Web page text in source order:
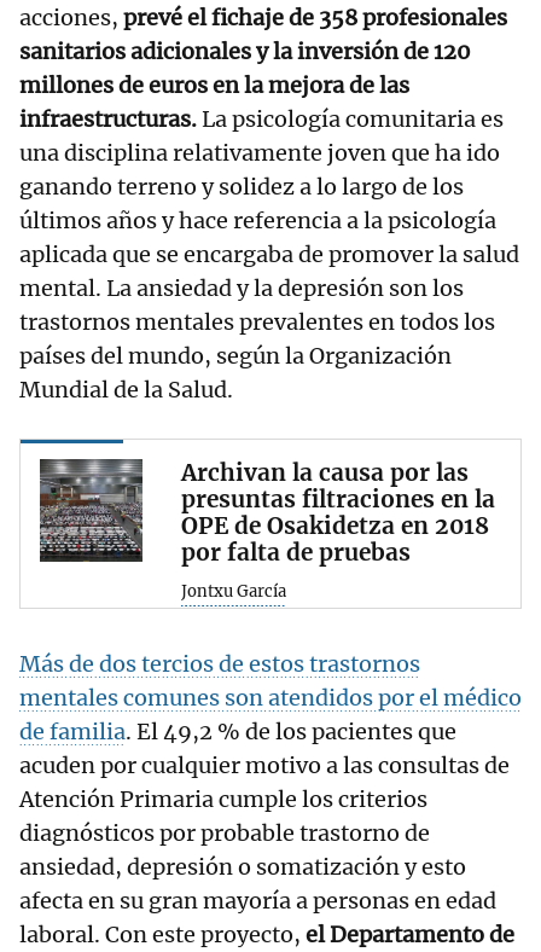
acciones, prevé el fichaje de 358 profesionales
sanitarios adicionales y la inversión de 120
millones de euros en la mejora de las
infraestructuras.La psicología comunitaria es
una disciplina relativamente joven que ha ido
ganando terreno y solidez a lo largo de los
últimos años y hace referencia a la psicología
aplicada que se encargaba de promover la salud
mental. La ansiedad y la depresión son los
trastornos mentales prevalentes en todos los
países del mundo, según la Organización
Mundial de la Salud.
Archivan la causa por las
presuntas filtraciones en la
OPE de Osakidetza en 2018
por falta de pruebas
Jontxu García
Más de dos tercios de estos trastornos
mentales comunes son atendidos por el médico
de familia. El 49,2 % de los pacientes que
acuden por cualquier motivo a las consultas de
Atención Primaria cumple los criterios
diagnósticos por probable trastorno de
ansiedad, depresión o somatización y esto
afecta en su gran mayoría a personas en edad
laboral. Con este proyecto, el Departamento de